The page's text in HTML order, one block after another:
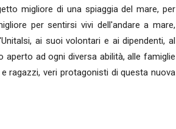
migliore di una spiaggia del mare, per
per sentirsi vivi dell'andare a mare,
ai suoi volontari e ai dipendenti, al
ad ogni diversa abilità, alle famiglie
ragazzi, veri protagonisti di questa nuova